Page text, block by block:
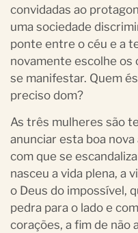
convidadas ao
uma sociedade
ponte entre o céu e a
novamente escolhe os
se manifestar. Quem
preciso dom?
As três mulheres são
anunciar esta boa
com que se
nasceu a vida plena, a
o Deus do impossível,
pedra para o lado e
corações, a fim de não